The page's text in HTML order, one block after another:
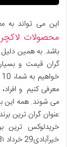
این می تواند به
محصولات
باشد. به همین
گران قیمت و بسیار
معرفی کنیم و
می شوند. همه این
عنوان گران ترین
خریدلوکس ترین
خیرآبادی29 خرداد 1398۱ نظر717.7kزمان مطالعه: 7 دقیقه